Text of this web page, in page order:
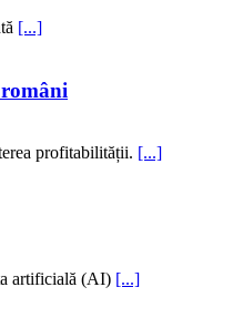
[...]
profitabilității. [...]
artificială (AI) [...]